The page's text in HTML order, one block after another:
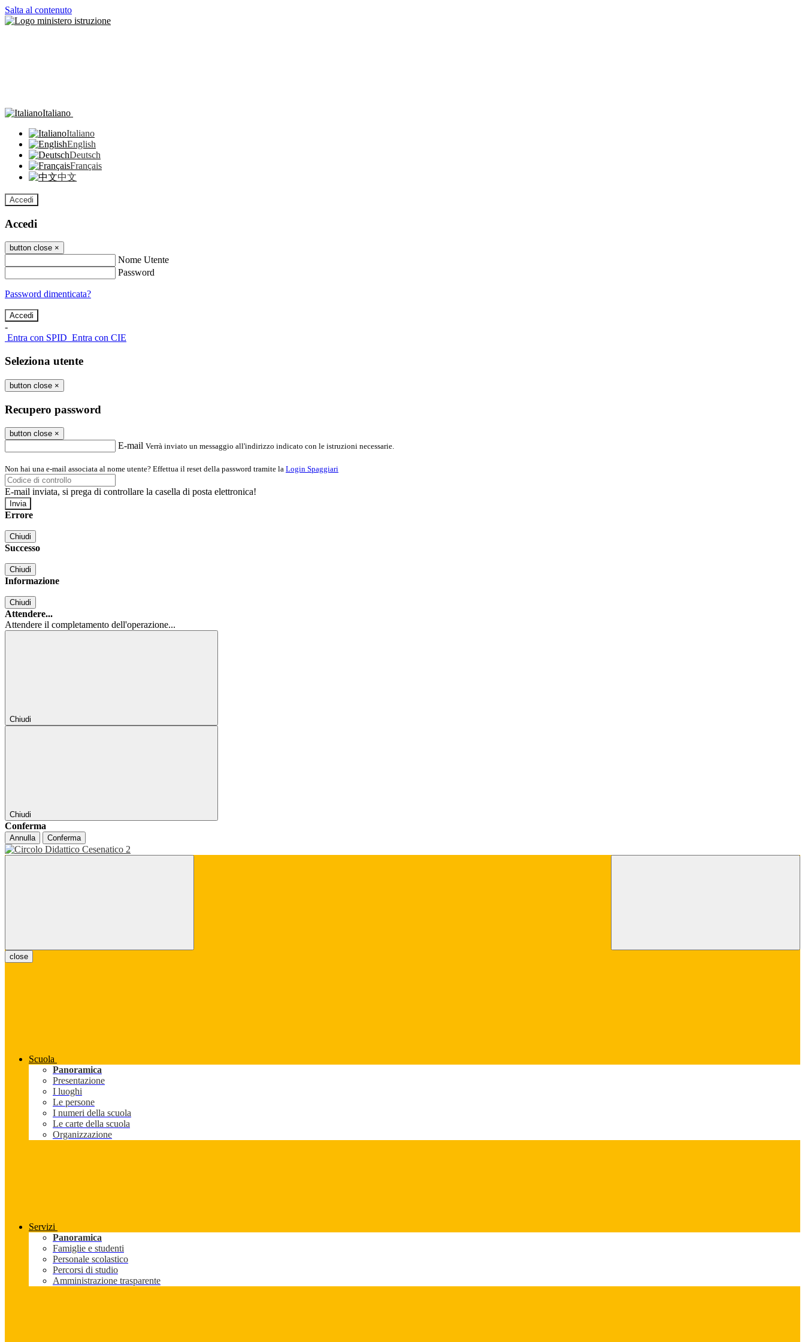
Salta al contenuto
Italiano
Italiano
English
Deutsch
Français
中文
Accedi
Accedi
button close ×
Nome Utente
Password
Password dimenticata?
-
Entra con SPID Entra con CIE
Seleziona utente
button close ×
Recupero password
button close ×
E-mail Verrà inviato un messaggio all'indirizzo indicato con le istruzioni necessarie.
Non hai una e-mail associata al nome utente? Effettua il reset della password tramite la Login Spaggiari
E-mail inviata, si prega di controllare la casella di posta elettronica!
Errore
Chiudi
Successo
Chiudi
Informazione
Chiudi
Attendere...
Attendere il completamento dell'operazione...
Chiudi
Chiudi
Conferma
Annulla Conferma
close
Scuola
Panoramica
Presentazione
I luoghi
Le persone
I numeri della scuola
Le carte della scuola
Organizzazione
Servizi
Panoramica
Famiglie e studenti
Personale scolastico
Percorsi di studio
Amministrazione trasparente